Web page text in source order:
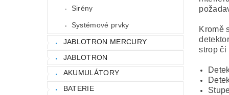
Sirény
Systémové prvky
JABLOTRON MERCURY
JABLOTRON
AKUMULÁTORY
BATERIE
Kromě
strop či